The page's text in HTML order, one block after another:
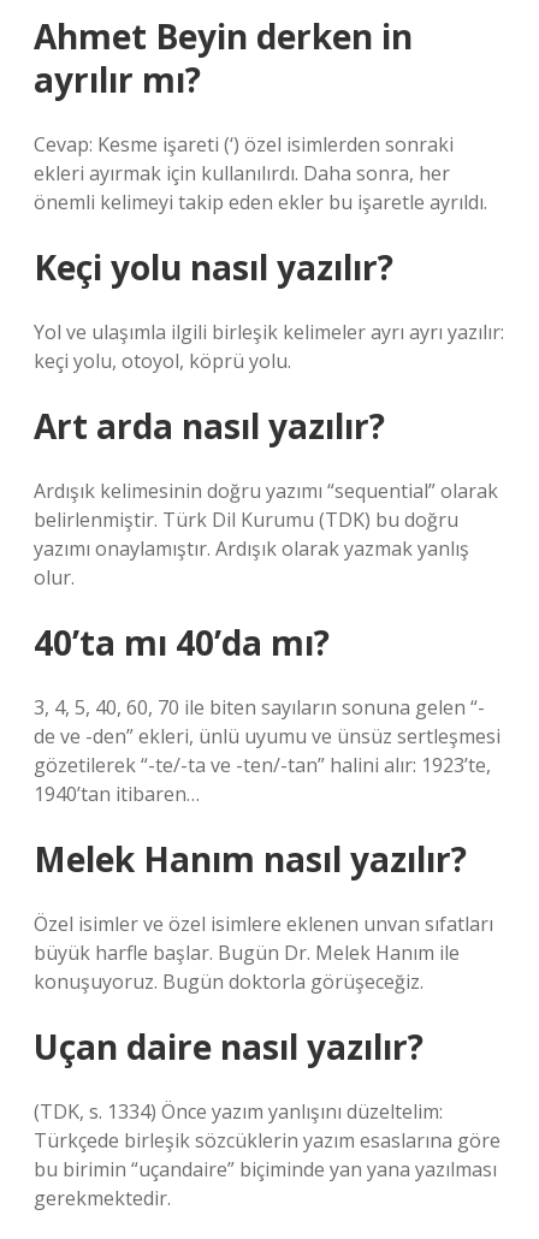
Ahmet Beyin derken in
ayrılır mı?
Cevap: Kesme işareti (‘) özel isimlerden sonraki
ekleri ayırmak için kullanılırdı. Daha sonra, her
önemli kelimeyi takip eden ekler bu işaretle ayrıldı.
Keçi yolu nasıl yazılır?
Yol ve ulaşımla ilgili birleşik kelimeler ayrı ayrı yazılır:
keçi yolu, otoyol, köprü yolu.
Art arda nasıl yazılır?
Ardışık kelimesinin doğru yazımı “sequential” olarak
belirlenmiştir. Türk Dil Kurumu (TDK) bu doğru
yazımı onaylamıştır. Ardışık olarak yazmak yanlış
olur.
40’ta mı 40’da mı?
3, 4, 5, 40, 60, 70 ile biten sayıların sonuna gelen “-
de ve -den” ekleri, ünlü uyumu ve ünsüz sertleşmesi
gözetilerek “-te/-ta ve -ten/-tan” halini alır: 1923’te,
1940’tan itibaren…
Melek Hanım nasıl yazılır?
Özel isimler ve özel isimlere eklenen unvan sıfatları
büyük harfle başlar. Bugün Dr. Melek Hanım ile
konuşuyoruz. Bugün doktorla görüşeceğiz.
Uçan daire nasıl yazılır?
(TDK, s. 1334) Önce yazım yanlışını düzeltelim:
Türkçede birleşik sözcüklerin yazım esaslarına göre
bu birimin “uçandaire” biçiminde yan yana yazılması
gerekmektedir.